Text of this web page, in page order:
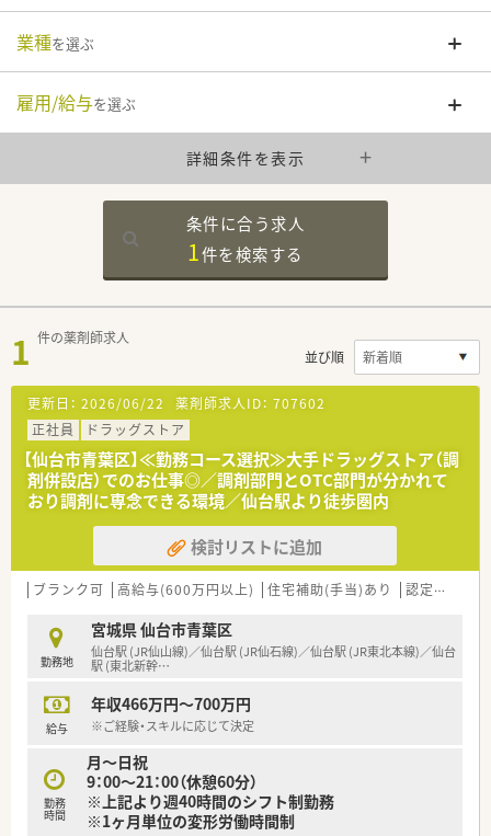
業種を選ぶ
雇用/給与を選ぶ
詳細条件を表示
条件に合う求人
1件を検索する
1 件の薬剤師求人
並び順
更新日： 2026/06/22 薬剤師求人ID： 707602
正社員
ドラッグストア
【仙台市青葉区】≪勤務コース選択≫大手ドラッグストア（調
剤併設店）でのお仕事◎／調剤部門とOTC部門が分かれて
おり調剤に専念できる環境／仙台駅より徒歩圏内
検討リストに追加
ブランク可 高給与(600万円以上) 住宅補助(手当)あり 認定薬剤師取得支援あり
勤務地
宮城県 仙台市青葉区
仙台駅 (JR仙山線)／仙台駅 (JR仙石線)／仙台駅 (JR東北本線)／仙台
駅 (東北新幹…
給与
年収466万円～700万円
※ご経験・スキルに応じて決定
勤務
時間
月～日祝
9：00～21：00（休憩60分）
※上記より週40時間のシフト制勤務
※1ヶ月単位の変形労働時間制